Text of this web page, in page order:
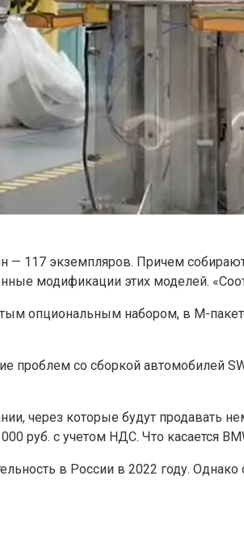
— 117 экземпляров. Причем
модификации этих моделей.
опциональным набором, в M-
проблем со сборкой автомобилей
через которые будут продавать
руб. с учетом НДС. Что касается
в России в 2022 году.